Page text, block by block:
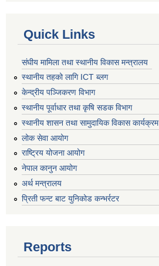
Quick Links
संघीय मामिला तथा स्थानीय विकास मन्त्रालय
स्थानीय तहको लागि ICT ब्लग
केन्द्रीय पञ्जिकरण विभाग
स्थानीय पूर्वाधार तथा कृषि सडक विभाग
स्थानीय शासन तथा सामुदायिक विकास कार्यक्रम
लोक सेवा आयोग
राष्ट्रिय योजना आयोग
नेपाल कानुन आयोग
अर्थ मन्त्रालय
प्रिती फन्ट बाट युनिकोड कन्भर्रटर
Reports